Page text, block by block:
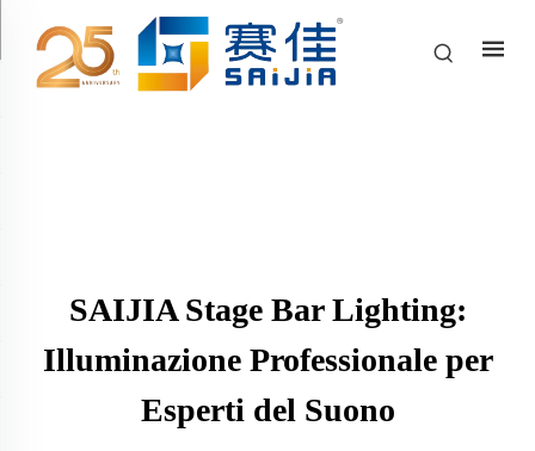
SAIJIA Stage Bar Lighting:
Illuminazione Professionale per
Esperti del Suono